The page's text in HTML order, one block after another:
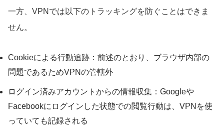
一方、VPNでは以下のトラッキングを防ぐことはできま
せん。
Cookieによる行動追跡：前述のとおり、ブラウザ内部の
問題であるためVPNの管轄外
ログイン済みアカウントからの情報収集：Googleや
Facebookにログインした状態での閲覧行動は、VPNを使
っていても記録される